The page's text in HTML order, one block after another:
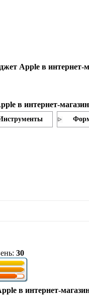
Apple в интернет-
в интернет-
30
в интернет-